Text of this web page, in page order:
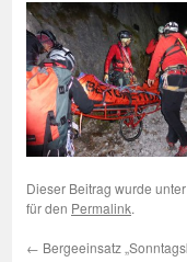
Dieser Beitrag wurde
für denPermalink.
11.10.2014